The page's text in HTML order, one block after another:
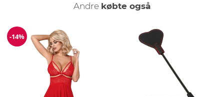
Andre købte også
Rabat
-14%